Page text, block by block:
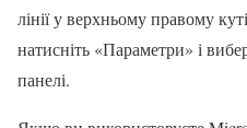
лінії у верхньому правому
натисніть «Параметри» і
панелі.